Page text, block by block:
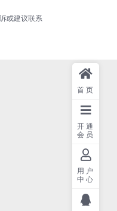
或建议联系
首页
开通
会员
用户
中心